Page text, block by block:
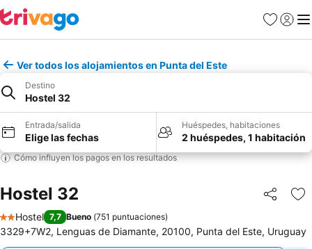
Favoritos
Iniciar
Ver todos los alojamientos en Punta del Este
Destino
Hostel 32
Entrada/salida
Elige las fechas
Huéspedes, habitaciones
2 huéspedes, 1 habitación
Cómo influyen los pagos en los resultados
Hostel 32 Compartir
2 Estrellas
Hostel 7,7 Bueno (751 puntuaciones)
3329+7W2, Lenguas de Diamante, 20100, Punta del Este, Uruguay